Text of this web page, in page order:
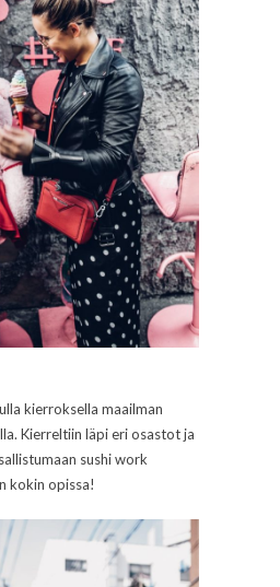
kierroksella maailman
Kierreltiin läpi eri osastot ja
sushi work
kokin opissa!